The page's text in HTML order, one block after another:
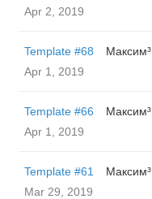
Apr 2, 2019
Template #68
Максим³
Apr 1, 2019
Template #66
Максим³
Apr 1, 2019
Template #61
Максим³
Mar 29, 2019